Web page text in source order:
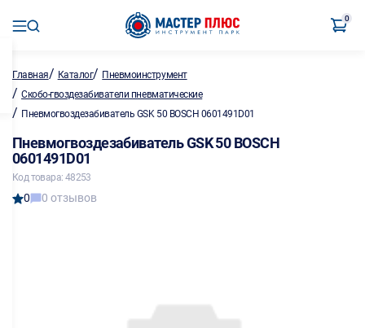
0
Главная/ Каталог/ Пневмоинструмент
/ Скобо-гвоздезабиватели пневматические
/ Пневмогвоздезабиватель GSK 50 BOSCH 0601491D01
Пневмогвоздезабиватель GSK 50 BOSCH
0601491D01
Код товара: 48253
0 0 отзывов